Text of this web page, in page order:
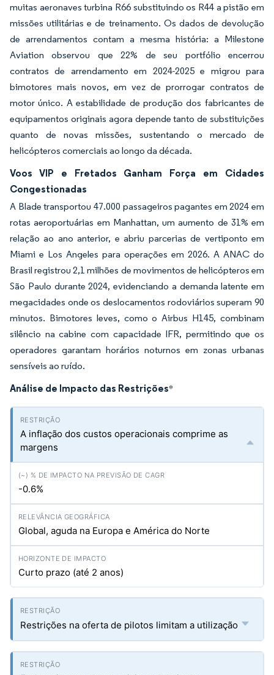
muitas aeronaves turbina R66 substituindo os R44 a pistão em
missões utilitárias e de treinamento. Os dados de devolução
de arrendamentos contam a mesma história: a Milestone
Aviation observou que 22% de seu portfólio encerrou
contratos de arrendamento em 2024-2025 e migrou para
bimotores mais novos, em vez de prorrogar contratos de
motor único. A estabilidade de produção dos fabricantes de
equipamentos originais agora depende tanto de substituições
quanto de novas missões, sustentando o mercado de
helicópteros comerciais ao longo da década.
Voos VIP e Fretados Ganham Força em Cidades
Congestionadas
A Blade transportou 47.000 passageiros pagantes em 2024 em
rotas aeroportuárias em Manhattan, um aumento de 31% em
relação ao ano anterior, e abriu parcerias de vertiponto em
Miami e Los Angeles para operações em 2026. A ANAC do
Brasil registrou 2,1 milhões de movimentos de helicópteros em
São Paulo durante 2024, evidenciando a demanda latente em
megacidades onde os deslocamentos rodoviários superam 90
minutos. Bimotores leves, como o Airbus H145, combinam
silêncio na cabine com capacidade IFR, permitindo que os
operadores garantam horários noturnos em zonas urbanas
sensíveis ao ruído.
Análise de Impacto das Restrições*
A inflação dos custos operacionais comprime as
margens
-0.6%
Global, aguda na Europa e América do Norte
Curto prazo (até 2 anos)
Restrições na oferta de pilotos limitam a utilização